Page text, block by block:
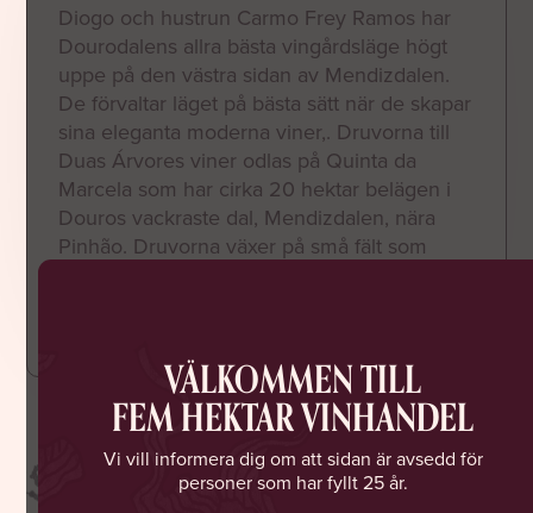
Diogo och hustrun Carmo Frey Ramos har
Dourodalens allra bästa vingårdsläge högt
uppe på den västra sidan av Mendizdalen.
De förvaltar läget på bästa sätt när de skapar
sina eleganta moderna viner,. Druvorna till
Duas Árvores viner odlas på Quinta da
Marcela som har cirka 20 hektar belägen i
Douros vackraste dal, Mendizdalen, nära
Pinhão. Druvorna växer på små fält som
VÄLKOMMEN TILL
FEM HEKTAR VINHANDEL
Vi vill informera dig om att sidan är avsedd för
personer som har fyllt 25 år.